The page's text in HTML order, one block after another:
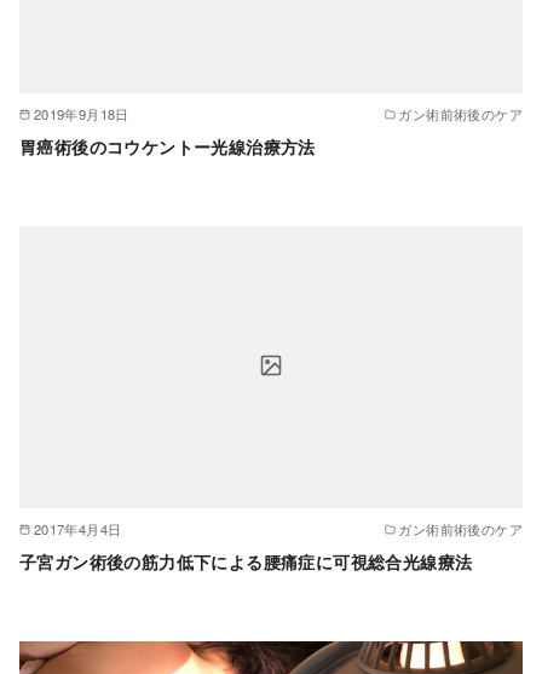
2019年9月18日 ガン術前術後のケア
胃癌術後のコウケントー光線治療方法
2017年4月4日 ガン術前術後のケア
子宮ガン術後の筋力低下による腰痛症に可視総合光線療法